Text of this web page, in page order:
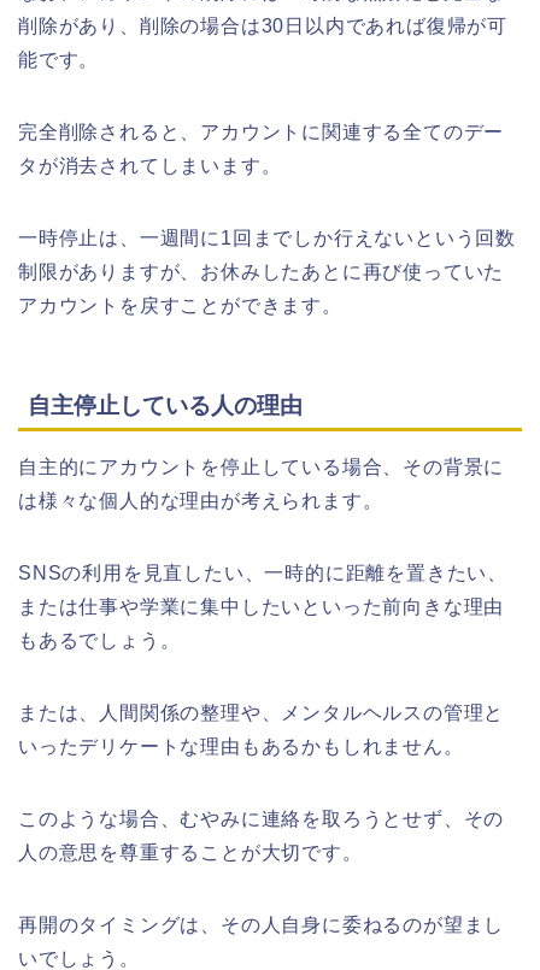
削除があり、削除の場合は30日以内であれば復帰が可
能です。
完全削除されると、アカウントに関連する全てのデー
タが消去されてしまいます。
一時停止は、一週間に1回までしか行えないという回数
制限がありますが、お休みしたあとに再び使っていた
アカウントを戻すことができます。
自主停止している人の理由
自主的にアカウントを停止している場合、その背景に
は様々な個人的な理由が考えられます。
SNSの利用を見直したい、一時的に距離を置きたい、
または仕事や学業に集中したいといった前向きな理由
もあるでしょう。
または、人間関係の整理や、メンタルヘルスの管理と
いったデリケートな理由もあるかもしれません。
このような場合、むやみに連絡を取ろうとせず、その
人の意思を尊重することが大切です。
再開のタイミングは、その人自身に委ねるのが望まし
いでしょう。